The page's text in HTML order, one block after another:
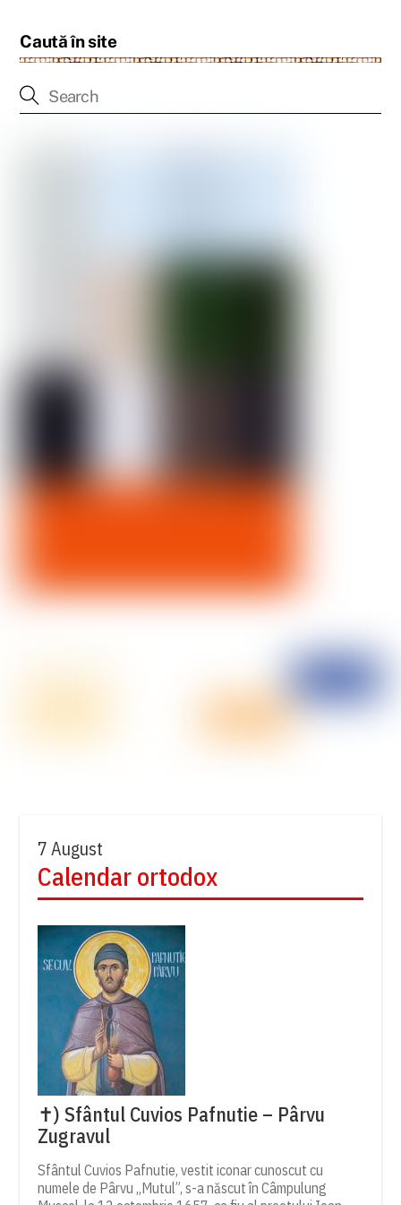
Caută în site
7 August
Calendar ortodox
✝) Sfântul Cuvios Pafnutie – Pârvu
Zugravul
Sfântul Cuvios Pafnutie, vestit iconar cunoscut cu
numele de Pârvu „Mutul”, s-a născut în Câmpulung